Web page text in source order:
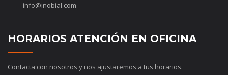
info@inobial.com
HORARIOS ATENCIÓN EN OFICINA
Contacta con nosotros y nos ajustaremos a tus horarios.